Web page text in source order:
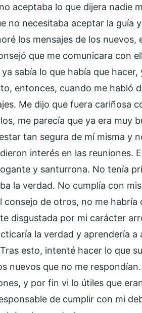
aceptaba lo que dijera nadie
no necesitaba aceptar la guía
los mensajes de los nuevos,
que me comunicara con
sabía lo que había que
entonces, cuando me habló
Me dijo que fuera cariñosa
me parecía que ya era muy
tan segura de mí misma y
interés en las reuniones.
y santurrona. No tenía
la verdad. No cumplía con
de otros, no me habría
disgustada por mi carácter
la verdad y aprendería a
esto, intenté hacer lo que
nuevos que no me
y por fin vi lo útiles que
de cumplir con mi